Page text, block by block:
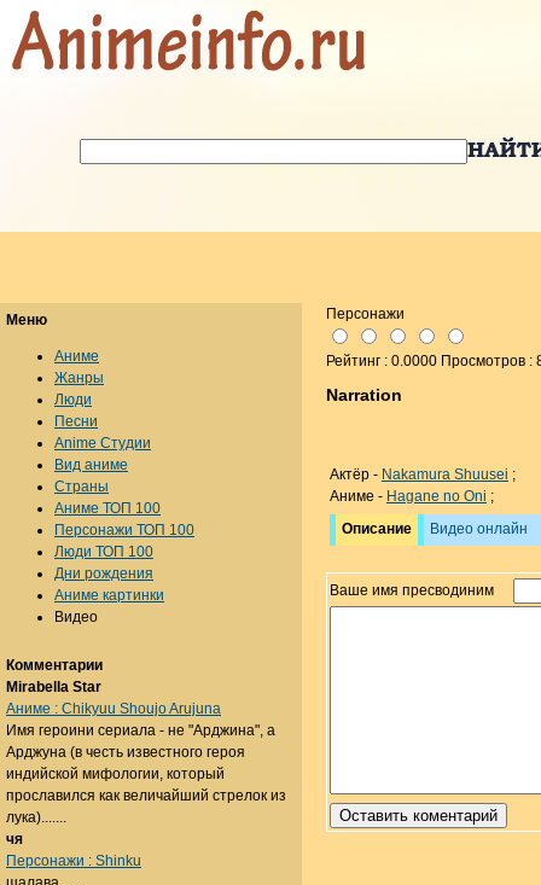
Персонажи
Рейтинг : 0.0000 Просмотров :
Narration
Актёр - Nakamura Shuusei ;
Аниме - Hagane no Oni ;
Описание
Видео онлайн
Ваше имя пресводиним
Меню
Аниме
Жанры
Люди
Песни
Anime Студии
Вид аниме
Страны
Аниме ТОП 100
Персонажи ТОП 100
Люди ТОП 100
Дни рождения
Аниме картинки
Видео
Комментарии
Mirabella Star
Аниме : Chikyuu Shoujo Arujuna
Имя героини сериала - не "Арджина", а
Арджуна (в честь известного героя
индийской мифологии, который
прославился как величайший стрелок из
лука).......
чя
Персонажи : Shinku